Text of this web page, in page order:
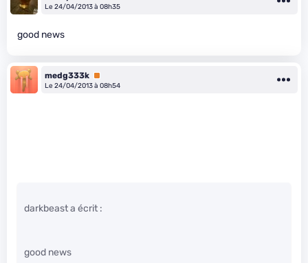
Le 24/04/2013 à 08h35
good news
medg333k Premium
Le 24/04/2013 à 08h54
darkbeast a écrit :
good news